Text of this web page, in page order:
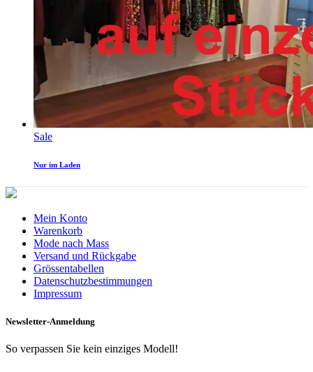
Sale
Nur im Laden
Mein Konto
Warenkorb
Mode nach Mass
Versand und Rückgabe
Grössentabellen
Datenschutzbestimmungen
Impressum
Newsletter-Anmeldung
So verpassen Sie kein einziges Modell!